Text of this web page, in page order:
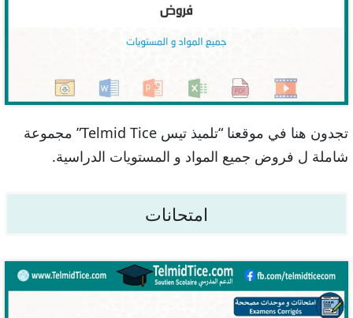
تجدون هنا في موقعنا “تلميذ تيس Telmid Tice” مجموعة
شاملة ل فروض جميع المواد و المستويات الدراسية.
امتحانات